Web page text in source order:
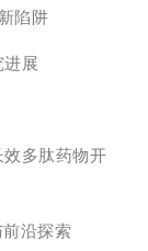
陷阱
展
多肽药物开
沿探索